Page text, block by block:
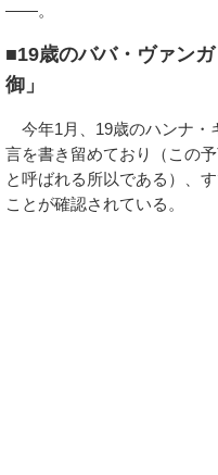
――。
■19歳のババ・ヴァン
御」
今年1月、19歳のハンナ・
言を書き留めており（この
と呼ばれる所以である）、
ことが確認されている。